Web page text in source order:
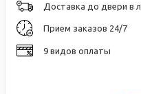
Доставка до двери в
Прием заказов 24/7
9 видов оплаты